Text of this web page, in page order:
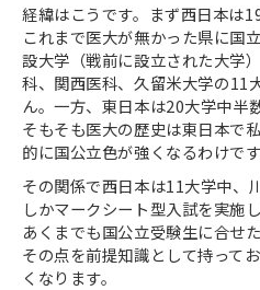
経緯はこうです。まず西日本は
これまで医大が無かった県に国
設大学（戦前に設立された大学
科、関西医科、久留米大学の11
ん。一方、東日本は20大学中半
そもそも医大の歴史は東日本で
的に国公立色が強くなるわけです
その関係で西日本は11大学中、
しかマークシート型入試を実施
あくまでも国公立受験生に合せ
その点を前提知識として持って
くなります。